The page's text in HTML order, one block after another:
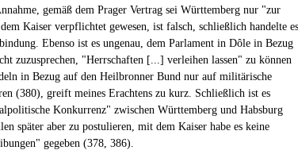
gemäß dem Prager Vertrag sei Württemberg nur "zur
Kaiser verpflichtet gewesen, ist falsch, schließlich handelte es
Ebenso ist es ungenau, dem Parlament in Dôle in Bezug
zuzusprechen, "Herrschaften [...] verleihen lassen" zu können
in Bezug auf den Heilbronner Bund nur auf militärische
(380), greift meines Erachtens zu kurz. Schließlich ist es
Konkurrenz" zwischen Württemberg und Habsburg
später aber zu postulieren, mit dem Kaiser habe es keine
gegeben (378, 386).